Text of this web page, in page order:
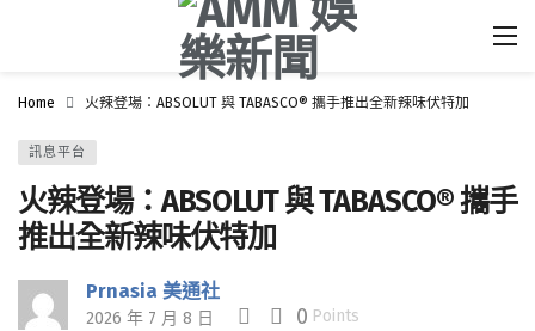
Home 火辣登場：ABSOLUT 與 TABASCO® 攜手推出全新辣味伏特加
訊息平台
火辣登場：ABSOLUT 與 TABASCO® 攜手
推出全新辣味伏特加
Prnasia 美通社
2026 年 7 月 8 日 0 Points